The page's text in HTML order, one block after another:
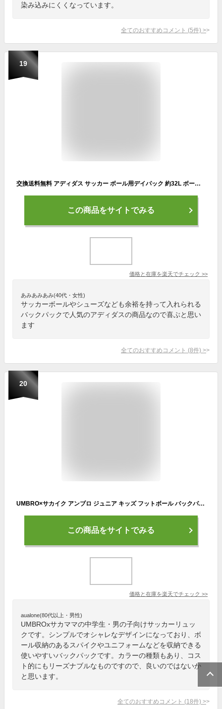
染み込みにくくなっています。
全てのおすすめコメント (5件) >
19
交換送料無料 アディダス サッカー ボール用デイパック 約32L ボール収納 シューズ収納 ADP39BK ADP39B 大容量 大型 バッグ バックパック リュックサック バッグ刺繍可(B)
この商品をサイトでみる
価格と在庫を楽天でチェック >>
あみあみあみ(40代・女性)
サッカーボールやシューズなども余裕を持って入れられる
バックパックで人気のアディダスの商品なので喜ぶと思い
ます
全てのおすすめコメント (8件) >
20
UMBRO×サカイク アンブロ ジュニア キッズ フットボール バックパック リュックサック デイパック 鞄 サッカーバッグ ボール収納 ブラック 黒 ネイビー ブルー 青 送料無料 UMBRO UF5SBP02J
この商品をサイトでみる
価格と在庫を楽天でチェック >>
aualone(80代以上・男性)
UMBROxサカママの中学生・男の子向けサッカーリュッ
クです。シンプルでオシャレなデザインになっており、ボ
ール収納のあるスパイクやユニフォームなどを収納できる
使いやすいバックパックです。カラーの種類もあり、コス
ト的にもリーズナブルなものですので、良いのではないか
と思います。
全てのおすすめコメント (18件) >